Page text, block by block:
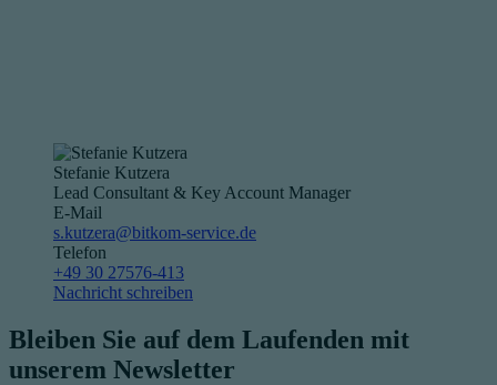
Stefanie Kutzera
Lead Consultant & Key Account Manager
E-Mail
s.kutzera@bitkom-service.de
Telefon
+49 30 27576-413
Nachricht schreiben
Bleiben Sie auf dem Laufenden mit
unserem Newsletter